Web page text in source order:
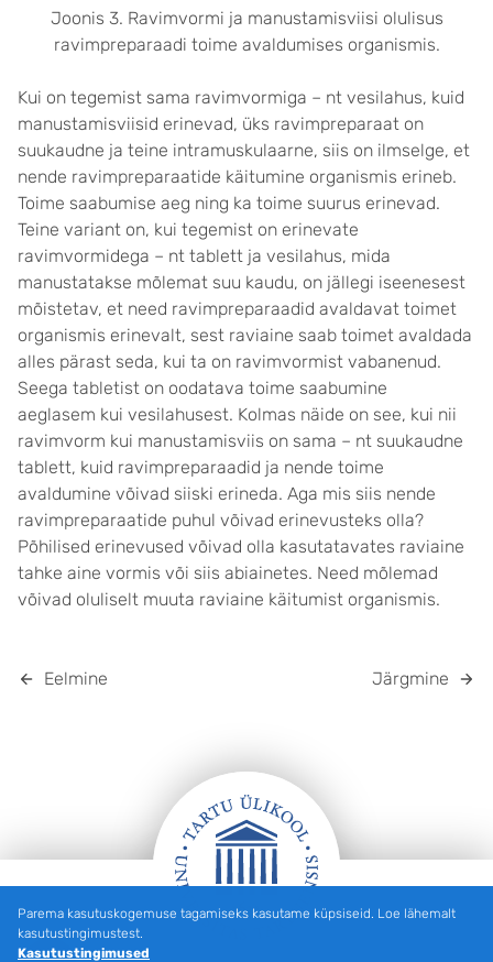
Joonis 3. Ravimvormi ja manustamisviisi olulisus
ravimpreparaadi toime avaldumises organismis.
Kui on tegemist sama ravimvormiga – nt vesilahus, kuid
manustamisviisid erinevad, üks ravimpreparaat on
suukaudne ja teine intramuskulaarne, siis on ilmselge, et
nende ravimpreparaatide käitumine organismis erineb.
Toime saabumise aeg ning ka toime suurus erinevad.
Teine variant on, kui tegemist on erinevate
ravimvormidega – nt tablett ja vesilahus, mida
manustatakse mõlemat suu kaudu, on jällegi iseenesest
mõistetav, et need ravimpreparaadid avaldavat toimet
organismis erinevalt, sest raviaine saab toimet avaldada
alles pärast seda, kui ta on ravimvormist vabanenud.
Seega tabletist on oodatava toime saabumine
aeglasem kui vesilahusest. Kolmas näide on see, kui nii
ravimvorm kui manustamisviis on sama – nt suukaudne
tablett, kuid ravimpreparaadid ja nende toime
avaldumine võivad siiski erineda. Aga mis siis nende
ravimpreparaatide puhul võivad erinevusteks olla?
Põhilised erinevused võivad olla kasutatavates raviaine
tahke aine vormis või siis abiainetes. Need mõlemad
võivad oluliselt muuta raviaine käitumist organismis.
Eelmine Järgmine
JALUS
Parema kasutuskogemuse tagamiseks kasutame küpsiseid. Loe lähemalt
kasutustingimustest.
Kasutustingimused